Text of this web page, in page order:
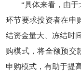
“具体来看，由于
环节要求投资者在申
结资金量大、冻结时
购模式，将全额预交
申购模式，有助于提